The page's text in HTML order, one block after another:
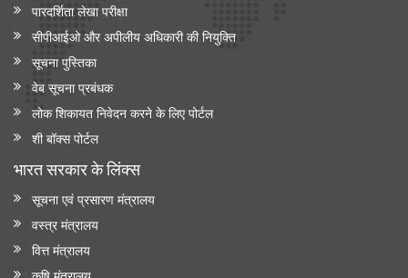
पारदर्शिता लेखा परीक्षा
सीपीआईओ और अपी‍लीय अधिकारी की नियुक्ति
सूचना पुस्तिका
वेब सूचना प्रबंधक
लोक शिकायत निवेदन करने के लिए पोर्टल
शी बॉक्स पोर्टल
भारत सरकार के लिंक्‍स
सूचना एवं प्रसारण मंत्रालय
वस्त्र मंत्रालय
वित्त मंत्रालय